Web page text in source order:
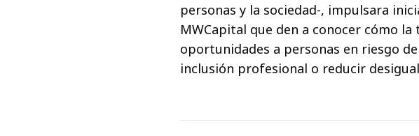
personas y la sociedad-, impulsara
MWCapital que den a conocer cómo
oportunidades a personas en riesgo
inclusión profesional o reducir